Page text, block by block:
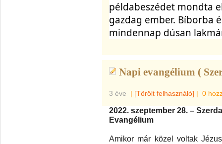
példabeszédet mondta
gazdag ember. Bíborba
mindennap dúsan
Napi evangélium (
3 éve | [Törölt felhasználó] | 0
2022. szeptember 28. – Szerda
Evangélium
Amikor már közel voltak